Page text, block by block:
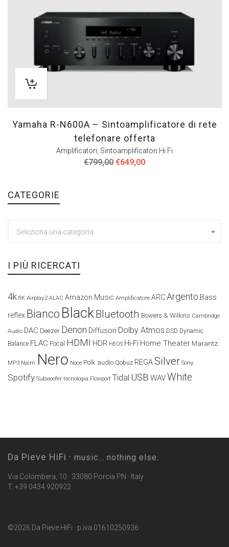
Yamaha R-N600A – Sintoamplificatore di rete
telefonare offerta
Amplificatori Sintoamplificatori Hi Fi
€799,00 Il
€649,00Il
CATEGORIE
Seleziona una categoria
I PIÙ RICERCATI
4k 8K Airplay2 ALAC Amazon Music Amplificatore ARCArgento Bass
reflex Bianco BlackBluetooth Bowers & Wilkins Cambridge
Audio DAC Deezer Denon Diffusori Dolby Atmos DSD Dynamic
Balance FLAC Focal HDMI HDR HEOS Hi-Fi Home Theater Marantz
MP3 Naim Nero Noce Polk audio Qobuz REGASilver Sony
Spotify Subwoofer tecnologia Flowport Tidal USB WAVWhite
Da Pieve HiFi · music... nothing else.
Via Colombera, 10 · 33080 Porcia PN · Italy
T. +39 0434 920922
©2026 Da Pieve HiFi · p.iva 01610250936